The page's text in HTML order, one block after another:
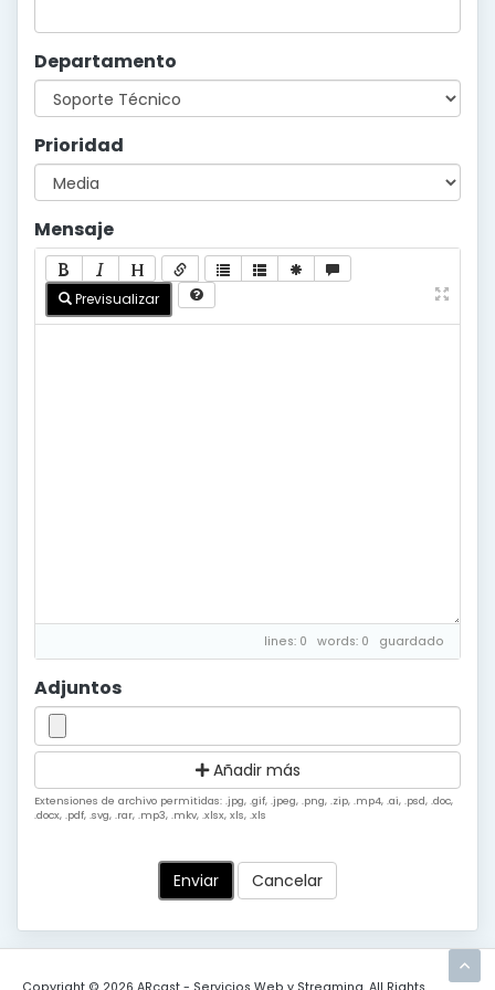
Departamento
Prioridad
Mensaje
Previsualizar
lines: 0 words: 0 guardado
Adjuntos
Añadir más
Extensiones de archivo permitidas: .jpg, .gif, .jpeg, .png, .zip, .mp4, .ai, .psd, .doc,
.docx, .pdf, .svg, .rar, .mp3, .mkv, .xlsx, xls, .xls
Cancelar